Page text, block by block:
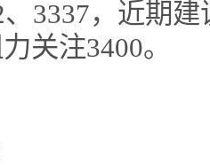
3337，近期
关注3400。